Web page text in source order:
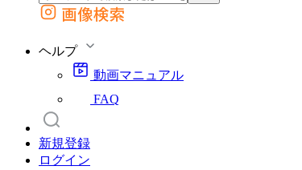
外部サイトの商品をカートに追加
画像検索
ヘルプ
動画マニュアル
FAQ
新規登録
ログイン